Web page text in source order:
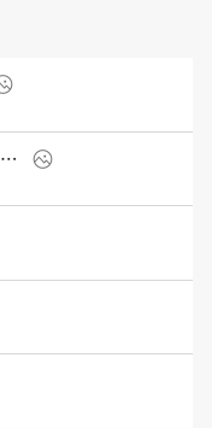
벤틀리 Bentayga Artenara Edition (2027)